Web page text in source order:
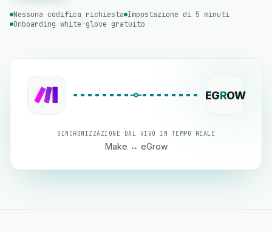
Nessuna codifica richiesta Impostazione di 5 minuti
Onboarding white-glove gratuito
EGROW
SINCRONIZZAZIONE DAL VIVO IN TEMPO REALE
Make ↔ eGrow